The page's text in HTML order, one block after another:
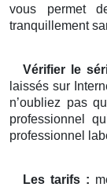
vous permet
tranquillement
Vérifier le
laissés sur
n’oubliez pas
professionnel
professionnel
Les tarifs :